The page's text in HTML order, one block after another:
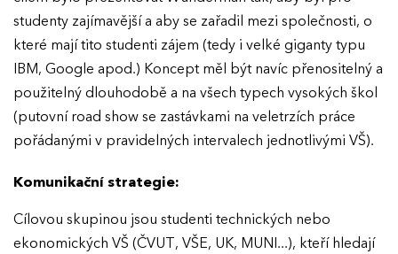
EFFIE 2026
AKTUALITY
studenty zajímavější a aby se zařadil mezi společnosti, o
které mají tito studenti zájem (tedy i velké giganty typu
IBM, Google apod.) Koncept měl být navíc přenositelný a
použitelný dlouhodobě a na všech typech vysokých škol
(putovní road show se zastávkami na veletrzích práce
pořádanými v pravidelných intervalech jednotlivými VŠ).
Komunikační strategie:
Cílovou skupinou jsou studenti technických nebo
ekonomických VŠ (ČVUT, VŠE, UK, MUNI...), kteří hledají